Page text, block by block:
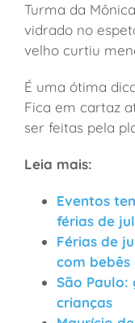
Turma da
vidrado no
velho curtiu
É uma ótima
Fica em cartaz
ser feitas pela
Leia mais:
Eventos
férias de
Férias de
com bebês
São Paulo:
crianças